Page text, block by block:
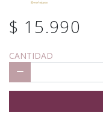
$ 15.990
CANTIDAD